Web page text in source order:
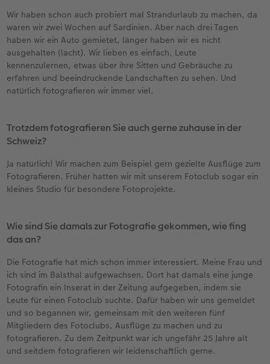
Wir haben schon auch probiert mal Strandurlaub zu machen, da
waren wir zwei Wochen auf Sardinien. Aber nach drei Tagen
haben wir ein Auto gemietet, länger haben wir es nicht
ausgehalten (lacht). Wir lieben es einfach, Leute
kennenzulernen, etwas über ihre Sitten und Gebräuche zu
erfahren und beeindruckende Landschaften zu sehen. Und
natürlich fotografieren wir immer viel.
Trotzdem fotografieren Sie auch gerne zuhause in der
Schweiz?
Ja natürlich! Wir machen zum Beispiel gern gezielte Ausflüge zum
Fotografieren. Früher hatten wir mit unserem Fotoclub sogar ein
kleines Studio für besondere Fotoprojekte.
Wie sind Sie damals zur Fotografie gekommen, wie fing
das an?
Die Fotografie hat mich schon immer interessiert. Meine Frau und
ich sind im Balsthal aufgewachsen. Dort hat damals eine junge
Fotografin ein Inserat in der Zeitung aufgegeben, indem sie
Leute für einen Fotoclub suchte. Dafür haben wir uns gemeldet
und so begannen wir, gemeinsam mit den weiteren fünf
Mitgliedern des Fotoclubs, Ausflüge zu machen und zu
fotografieren. Zu dem Zeitpunkt war ich ungefähr 25 Jahre alt
und seitdem fotografieren wir leidenschaftlich gerne.